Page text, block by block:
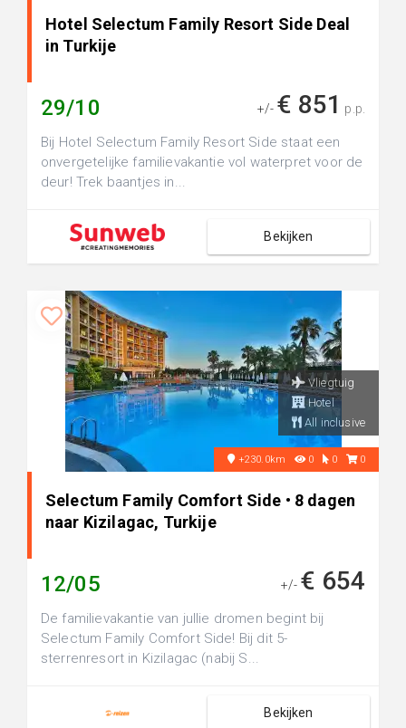
Hotel Selectum Family Resort Side Deal
in Turkije
29/10 +/- € 851 p.p.
Bij Hotel Selectum Family Resort Side staat een
onvergetelijke familievakantie vol waterpret voor de
deur! Trek baantjes in...
Bekijken
Vliegtuig
Hotel
All inclusive
+230.0km 0 0 0
Selectum Family Comfort Side • 8 dagen
naar Kizilagac, Turkije
12/05 +/- € 654
De familievakantie van jullie dromen begint bij
Selectum Family Comfort Side! Bij dit 5-
sterrenresort in Kizilagac (nabij S...
Bekijken